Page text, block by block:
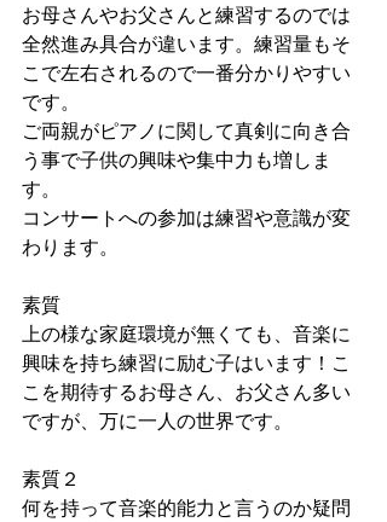
お母さんやお父さんと練習するのでは
全然進み具合が違います。練習量もそ
こで左右されるので一番分かりやすい
です。
ご両親がピアノに関して真剣に向き合
う事で子供の興味や集中力も増しま
す。
コンサートへの参加は練習や意識が変
わります。
素質
上の様な家庭環境が無くても、音楽に
興味を持ち練習に励む子はいます！こ
こを期待するお母さん、お父さん多い
ですが、万に一人の世界です。
素質２
何を持って音楽的能力と言うのか疑問